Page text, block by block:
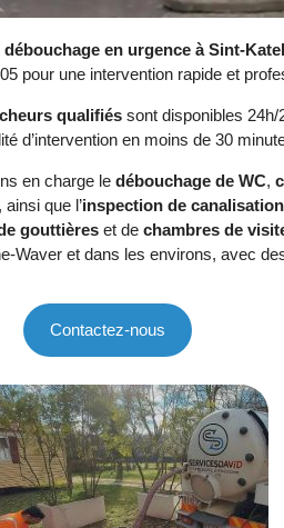
débouchage en urgence à Sint-
pour une intervention rapide et
qualifiés sont disponibles
d’intervention en moins de 30
en charge le débouchage de WC,
, ainsi que l’inspection de
gouttières et de chambres de
Waver et dans les environs, avec
Contactez-nous